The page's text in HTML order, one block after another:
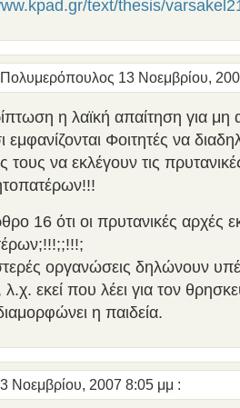
text/thesis/
13 Νοεμβρίου,
η λαϊκή απαίτηση για
εμφανίζονται Φοιτητές να
τους να εκλέγουν τις
16 ότι οι πρυτανικές αρχές
οργανώσεις δηλώνουν
εκεί που λέει για τον
η παιδεία.
Νοεμβρίου, 2007 8:05 μμ :